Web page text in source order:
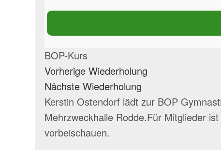
BOP-Kurs
Vorherige Wiederholung
Nächste Wiederholung
Kerstin Ostendorf lädt zur BOP
Mehrzweckhalle Rodde.Für Mitglieder
vorbeischauen.